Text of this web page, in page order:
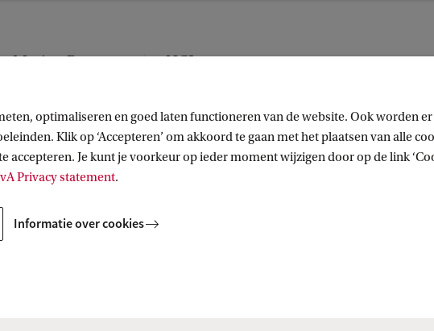
Merian Bouwmeester, NCJ
optimaliseren en goed laten functioneren van de website. Ook worden
Klik op ‘Accepteren’ om akkoord te gaan met het plaatsen van alle
accepteren. Je kunt je voorkeur op ieder moment wijzigen door op de link
Privacy statement.
Informatie over cookies